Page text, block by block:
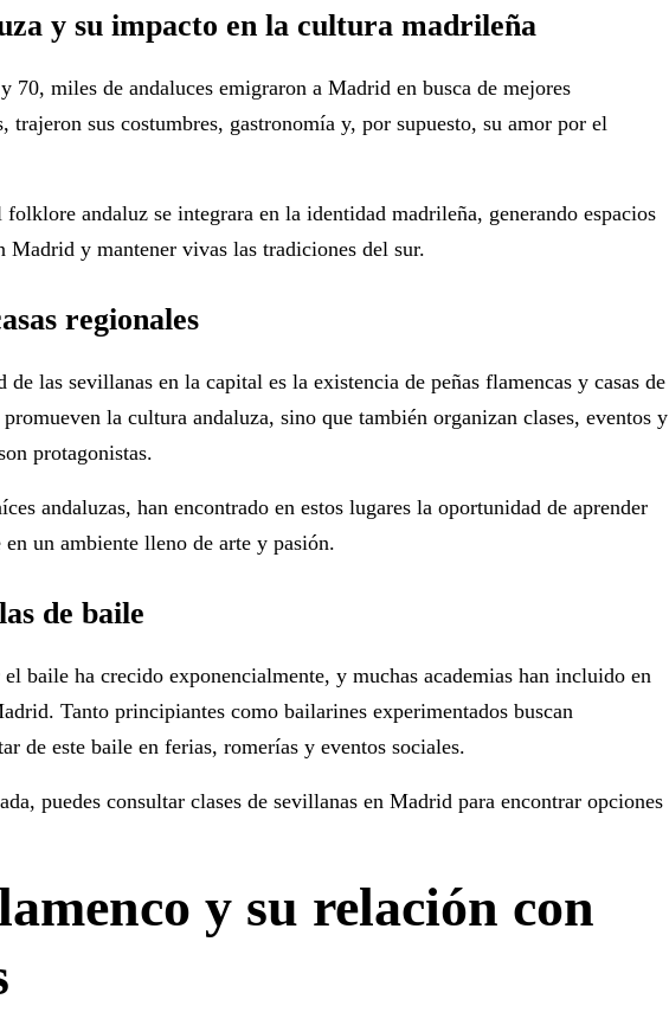
y su impacto en la cultura madrileña
70, miles de andaluces emigraron a Madrid en busca de mejores
trajeron sus costumbres, gastronomía y, por supuesto, su amor por el
andaluz se integrara en la identidad madrileña, generando espacios
Madrid y mantener vivas las tradiciones del sur.
regionales
las sevillanas en la capital es la existencia de peñas flamencas y casas de
la cultura andaluza, sino que también organizan clases, eventos y
protagonistas.
andaluzas, han encontrado en estos lugares la oportunidad de aprender
en un ambiente lleno de arte y pasión.
de baile
baile ha crecido exponencialmente, y muchas academias han incluido en
. Tanto principiantes como bailarines experimentados buscan
de este baile en ferias, romerías y eventos sociales.
puedes consultar clases de sevillanas en Madrid para encontrar opciones
y su relación con